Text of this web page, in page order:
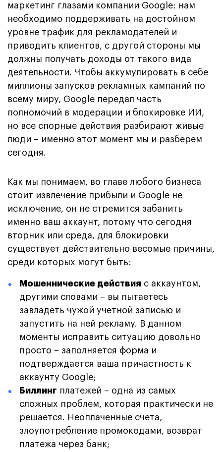
маркетинг глазами компании Google: нам
необходимо поддерживать на достойном
уровне трафик для рекламодателей и
приводить клиентов, с другой стороны мы
должны получать доходы от такого вида
деятельности. Чтобы аккумулировать в себе
миллионы запусков рекламных кампаний по
всему миру, Google передал часть
полномочий в модерации и блокировке ИИ,
но все спорные действия разбирают живые
люди – именно этот момент мы и разберем
сегодня.
Как мы понимаем, во главе любого бизнеса
стоит извлечение прибыли и Google не
исключение, он не стремится забанить
именно ваш аккаунт, потому что сегодня
вторник или среда, для блокировки
существует действительно весомые причины,
среди которых могут быть:
Мошеннические действия с аккаунтом,
другими словами – вы пытаетесь
завладеть чужой учетной записью и
запустить на ней рекламу. В данном
моменты исправить ситуацию довольно
просто – заполняется форма и
подтверждается ваша причастность к
аккаунту Google;
Биллинг платежей – одна из самых
сложных проблем, которая практически не
решается. Неоплаченные счета,
злоупотребление промокодами, возврат
платежа через банк;